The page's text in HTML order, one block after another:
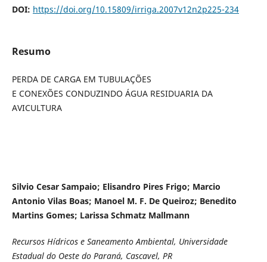
DOI: https://doi.org/10.15809/irriga.2007v12n2p225-234
Resumo
PERDA DE CARGA EM TUBULAÇÕES
E CONEXÕES CONDUZINDO ÁGUA RESIDUARIA DA
AVICULTURA
Silvio Cesar Sampaio; Elisandro Pires Frigo; Marcio
Antonio Vilas Boas; Manoel M. F. De Queiroz; Benedito
Martins Gomes; Larissa Schmatz Mallmann
Recursos Hídricos e Saneamento Ambiental, Universidade
Estadual do Oeste do Paraná, Cascavel, PR